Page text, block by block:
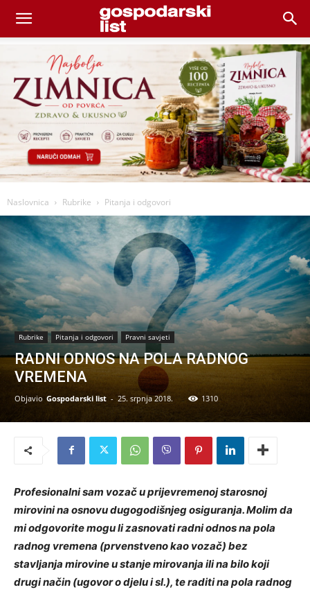
Naslovnica Rubrike Pitanja i odgovori
Rubrike Pitanja i odgovori Pravni savjeti
RADNI ODNOS NA POLA RADNOG
VREMENA
Objavio Gospodarski list - 25. srpnja 2018. 1310
Profesionalni sam vozač u prijevremenoj starosnoj
mirovini na osnovu dugogodišnjeg osiguranja. Molim da
mi odgovorite mogu li zasnovati radni odnos na pola
radnog vremena (prvenstveno kao vozač) bez
stavljanja mirovine u stanje mirovanja ili na bilo koji
drugi način (ugovor o djelu i sl.), te raditi na pola radnog